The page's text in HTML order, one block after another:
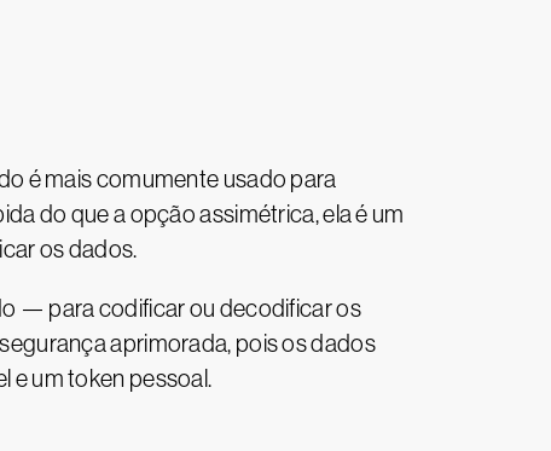
é mais comumente usado para
do que a opção assimétrica, ela é um
os dados.
— para codificar ou decodificar os
aprimorada, pois os dados
e um token pessoal.